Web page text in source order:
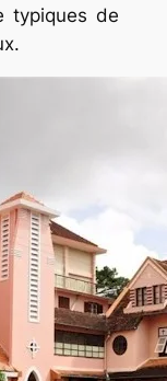
typiques de